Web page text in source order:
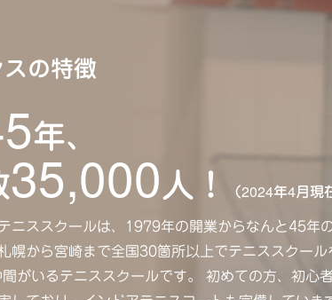
の特徴
年、
35,000人！ （2024年4月現
ニススクールは、1979年の開業からなんと45年
幌から宮崎まで全国30箇所以上でテニススクール
がいるテニススクールです。 初めての方、初心